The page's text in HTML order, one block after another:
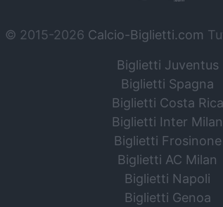
© 2015-2026 Calcio-Biglietti.com
Biglietti Juventus
Biglietti Spagna
Biglietti Costa Rica
Biglietti Inter Milan
Biglietti Frosinone
Biglietti AC Milan
Biglietti Napoli
Biglietti Genoa